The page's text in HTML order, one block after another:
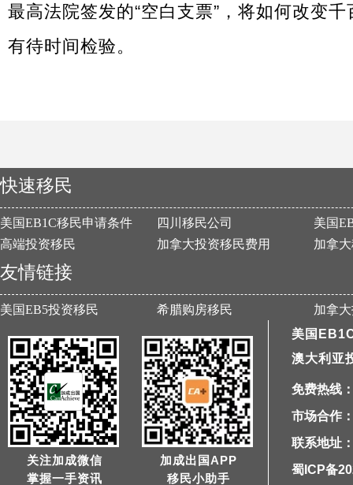
最高法院签发的“空白支票”，将如何改变
有待时间检验。
快速移民
美国EB1C移民申请条件 四川移民公司
美国
高端投资移民
加拿大投资移民费用 加拿
友情链接
美国EB5投资移民 希腊购房移民 加拿
关注加成微信
掌握一手资讯
加成出国APP
移民小助手
美国
澳大利亚
免费热线
市场合作
联系地址
蜀ICP备